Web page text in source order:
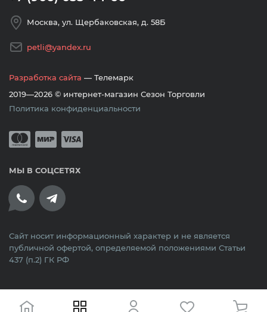
Москва, ул. Щербаковская, д. 58Б
petli@yandex.ru
Разработка сайта — Телемарк
2019—2026 © интернет-магазин Сезон Торговли
Политика конфиденциальности
Принимается оплата банковскими
МЫ В СОЦСЕТЯХ
Сайт носит информационный характер и не является
публичной офертой, определяемой положениями Статьи
437 (п.2) ГК РФ